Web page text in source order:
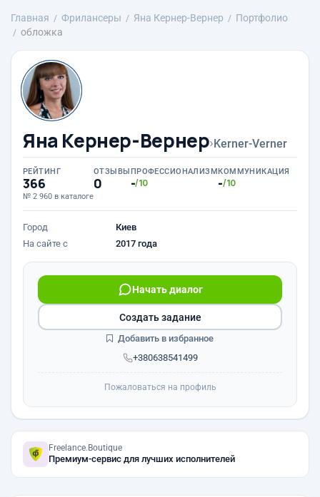
Главная Фрилансеры Яна Кернер-Вернер
Портфолио
обложка
Яна Кернер-Вернер›Kerner-Verner
РЕЙТИНГ
366
№ 2 960 в каталоге
ОТЗЫВЫ
0
ПРОФЕССИОНАЛИЗМ
-/10
КОММУНИКАЦИЯ
-/10
Город
Киев
На сайте с
2017 года
+380638541499
Начать диалог
Создать задание
Добавить в избранное
Пожаловаться на профиль
Freelance.Boutique
Премиум-сервис для лучших исполнителей